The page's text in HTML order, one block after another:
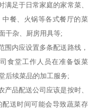
足于日常家庭的家常菜、
餐、火锅等各式餐厅的菜
干杂、厨房用具等;
围内应设置多条配送路线，
食堂工作人员在准备饭菜
后续菜品的加工服务;
品配送公司应该是按时、
送时间可能会导致蔬菜存